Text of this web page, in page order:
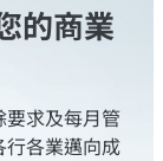
的商業
要求及每月管
各業邁向成